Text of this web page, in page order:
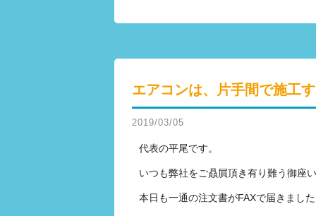
エアコンは、片手間で施工
2019/03/05
代表の平尾です。
いつも弊社をご贔屓頂き有り難う御座い
本日も一通の注文書がFAXで届きました